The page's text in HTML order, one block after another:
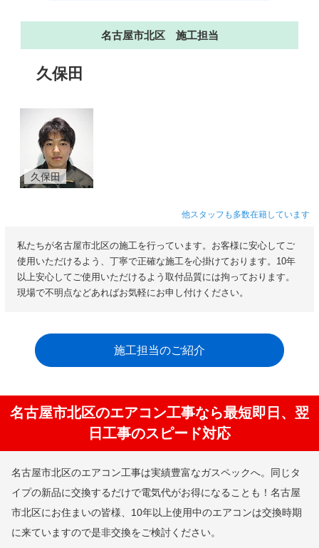
名古屋市北区 施工担当
久保田
久保田
他スタッフも多数在籍しています
私たちが名古屋市北区の施工を行っています。お客様に安心してご
使用いただけるよう、丁寧で正確な施工を心掛けております。10年
以上安心してご使用いただけるよう取付品質には拘っております。
現場で不明点などあればお気軽にお申し付けください。
施工担当のご紹介
名古屋市北区のエアコン工事なら最短即日、翌
日工事のスピード対応
名古屋市北区のエアコン工事は実績豊富なガスペックへ。同じタ
イプの新品に交換するだけで電気代がお得になることも！名古屋
市北区にお住まいの皆様、10年以上使用中のエアコンは交換時期
に来ていますので是非交換をご検討ください。